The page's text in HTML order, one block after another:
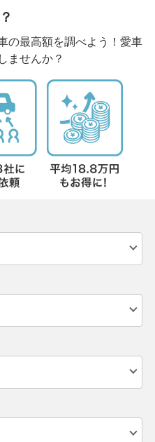
の最高額を調べよう！愛車
ませんか？